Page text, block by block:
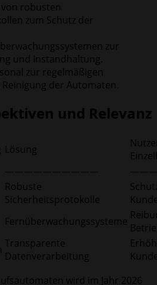
robusten
zum Schutz der
zur
und Instandhaltung.
zur regelmäßigen
der Automaten.
und Relevanz
Lösung
——————————
Robuste
Sicherheitsprotokolle
Fernüberwachungssysteme
Transparente
Datenverarbeitung
wird im Jahr 2026